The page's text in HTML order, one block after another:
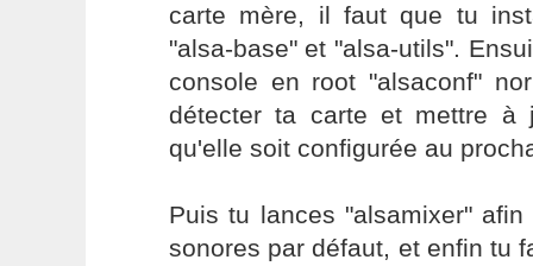
carte mère, il faut que tu
"alsa-base" et "alsa-utils".
console en root "alsaconf"
détecter ta carte et mettre à
qu'elle soit configurée au
Puis tu lances "alsamixer"
sonores par défaut, et enfin tu